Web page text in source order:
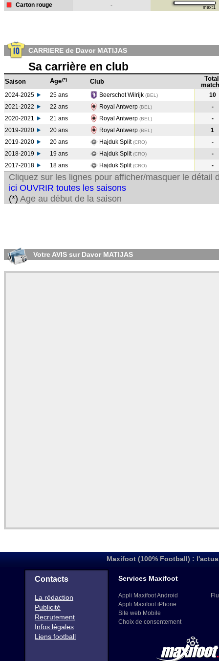
Carton rouge - max:1
CARRIERE de Davor MATIJAS
Sa carrière en club
Saison Age(*) Club
Total
2024-2025 25 ans Beerschot Wilrijk (BEL)
10
2021-2022
22 ans Royal Antwerp (BEL )
-
2020-2021
21 ans Royal Antwerp (BEL )
-
2019-2020
20 ans Royal Antwerp (BEL )
1
2019-2020
20 ans Hajduk Split(CRO)
-
2018-2019
19 ans Hajduk Split(CRO)
-
2017-2018
18 ans Hajduk Split(CRO) -
Cliquez sur les lignes pour afficher/masquer le détail
ici OUVRIR toutes les saisons
(*) Age au début de la saison
Votre AVIS sur Davor MATIJAS
Maxifoot (100% Football) :
Contacts
La rédaction
Publicité
Recrutement
Infos légales
Liens football
Services Maxifoot
Appli Maxifoot Android
Appli Maxifoot iPhone
Site web Mobile
Choix de consentement